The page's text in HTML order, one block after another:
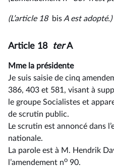
(L’article 18 bis A est adopté.)
Article 18 terA
Mme la présidente
Je suis saisie de cinq
386, 403 et 581, visant à
le groupe Socialistes et
de scrutin public.
Le scrutin est annoncé dans
nationale.
La parole est à M. Hendrik
l’amendement no 90.